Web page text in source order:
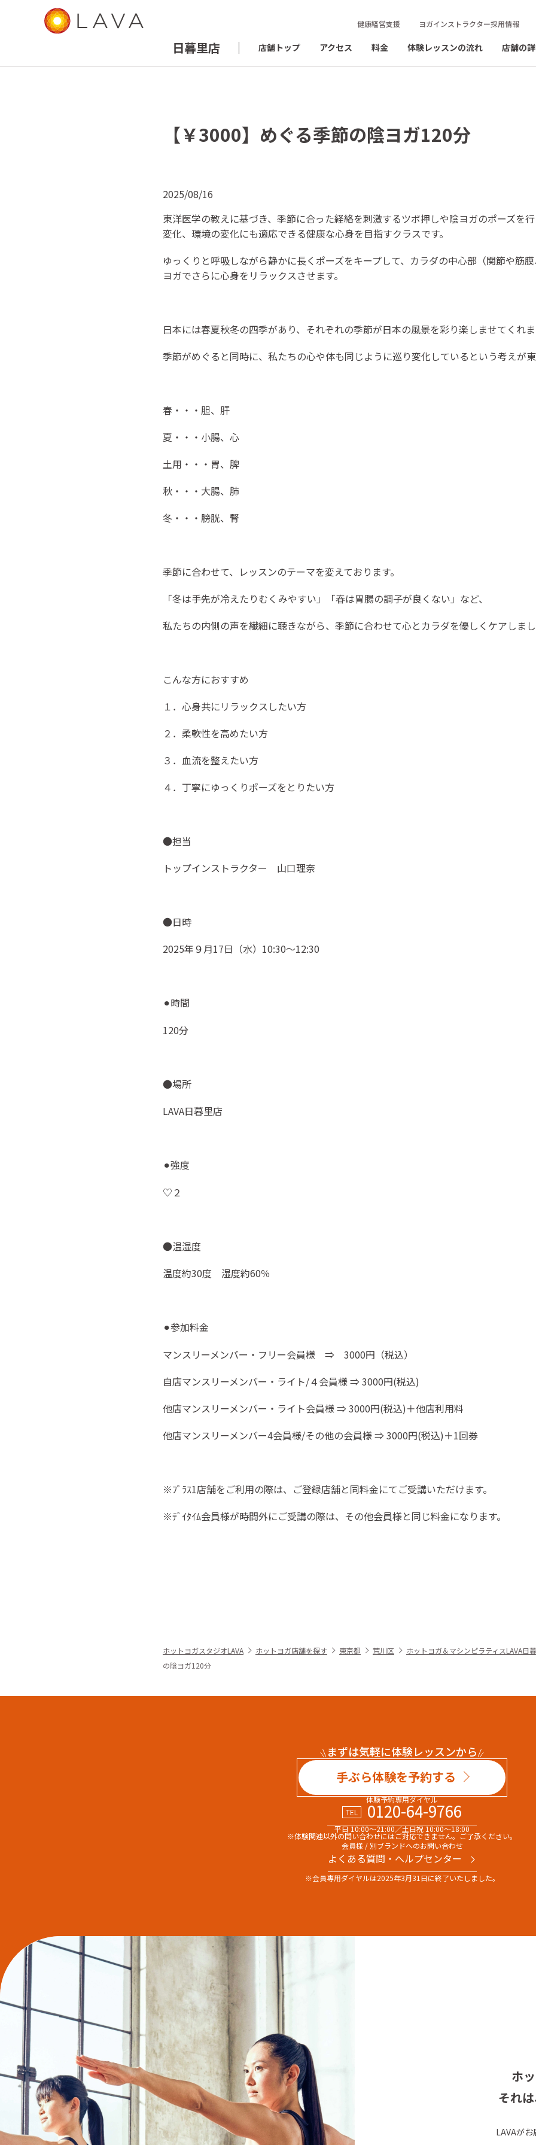
健康経営支援 ヨガインストラクター採用情報
日暮里店 店舗トップ アクセス 料金 体験レッスンの流れ 店舗の
【￥3000】めぐる季節の陰ヨガ120分
2025/08/16
東洋医学の教えに基づき、季節に合った経絡を刺激するツボ押しや陰ヨガのポーズを
変化、環境の変化にも適応できる健康な心身を目指すクラスです。
ゆっくりと呼吸しながら静かに長くポーズをキープして、カラダの中心部（関節や筋
ヨガでさらに心身をリラックスさせます。
日本には春夏秋冬の四季があり、それぞれの季節が日本の風景を彩り楽しませてくれ
季節がめぐると同時に、私たちの心や体も同じように巡り変化しているという考えが
春・・・胆、肝
夏・・・小腸、心
土用・・・胃、脾
秋・・・大腸、肺
冬・・・膀胱、腎
季節に合わせて、レッスンのテーマを変えております。
「冬は手先が冷えたりむくみやすい」「春は胃腸の調子が良くない」など、
私たちの内側の声を繊細に聴きながら、季節に合わせて心とカラダを優しくケアしま
こんな方におすすめ
１．心身共にリラックスしたい方
２．柔軟性を高めたい方
３．血流を整えたい方
４．丁寧にゆっくりポーズをとりたい方
●担当
トップインストラクター 山口理奈
●日時
2025年９月17日（水） 10:30～12:30
⚫時間
120分
●場所
LAVA日暮里店
⚫強度
♡ ２
●温湿度
温度約30度 湿度約60％
⚫参加料金
マンスリーメンバー・フリー会員様 ⇒ 3000円（税込）
自店マンスリーメンバー・ライト/４会員様⇒ 3000円(税込)
他店マンスリーメンバー・ライト会員様⇒ 3000円(税込)＋他店利用料
他店マンスリーメンバー4会員様/その他の会員様⇒ 3000円(税込)＋1回券
※ﾌﾟﾗｽ1店舗をご利用の際は、ご登録店舗と同料金にてご受講いただけます。
※ﾃﾞｲﾀｲﾑ会員様が時間外にご受講の際は、その他会員様と同じ料金になります。
ホットヨガスタジオLAVA ホットヨガ店舗を探す 東京都 荒川区
ホットヨガ＆マシンピラティスLAVA日
の陰ヨガ120分
まずは気軽に体験レッスンから
手ぶら体験を予約する
体験予約専用ダイヤル
TEL
0120-64-9766
平日 10:00～21:00／土日祝 10:00～18:00
※体験関連以外の問い合わせにはご対応できません。ご了承ください。
会員様 / 別ブランドへのお問い合わせ
よくある質問・へルプセンター
※会員専用ダイヤルは2025年3月31日に終了いたしました。
ホ
それ
LAVAが